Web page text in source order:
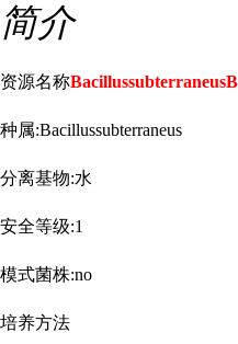
简介
资源名称
种属:Bacillussubterraneus
分离基物:水
安全等级:1
模式菌株:no
培养方法